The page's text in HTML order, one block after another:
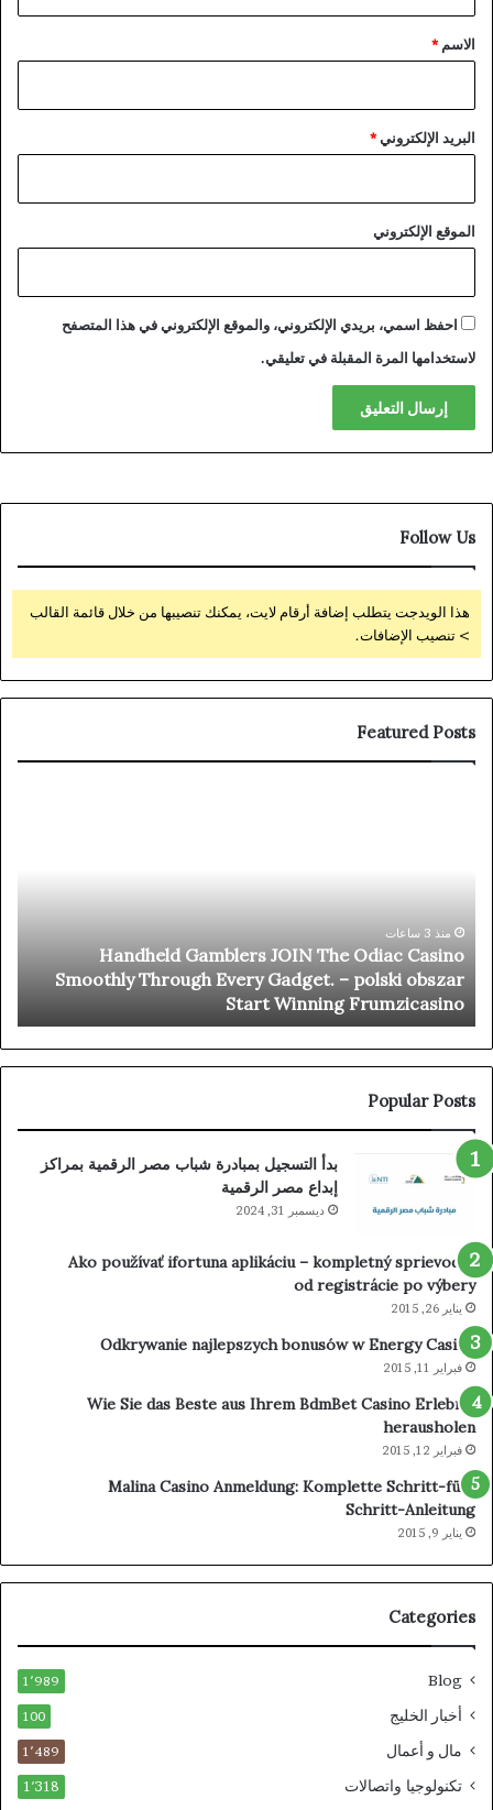
*
الاسم *
البريد الإلكتروني*
الموقع الإلكتروني
احفظ اسمي، بريدي الإلكتروني، والموقع الإلكتروني في هذا المتصفح
لاستخدامها المرة المقبلة في تعليقي.
Follow Us
هذا الويدجت يتطلب إضافة أرقام لايت، يمكنك تنصيبها من خلال قائمة القالب
> تنصيب الإضافات.
Featured Posts
Smoothly
Through
Every
Gadget.
–
polski
obszar
Start
Frumzicasino
منذ 3 ساعات
Handheld Gamblers JOIN The Odiac Casino
Smoothly Through Every Gadget. – polski obszar
Start Winning Frumzicasino
Popular Posts
بدأ التسجيل بمبادرة شباب مصر الرقمية بمراكز
إبداع مصر الرقمية
ديسمبر 31, 2024
Ako používať ifortuna aplikáciu – kompletný sprievodca
od registrácie po výbery
يناير 26, 2015
Odkrywanie najlepszych bonusów w Energy Casino
فبراير 11, 2015
Wie Sie das Beste aus Ihrem BdmBet Casino Erlebnis
herausholen
فبراير 12, 2015
Malina Casino Anmeldung: Komplette Schritt-für-
Schritt-Anleitung
يناير 9, 2015
Categories
Blog 1٬989
أخبار الخليج 100
مال و أعمال 1٬489
تكنولوجيا واتصالات 1٬318